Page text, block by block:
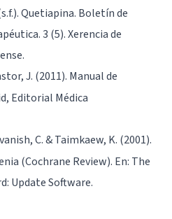
Quetiapina. Boletín de
3 (5). Xerencia de
J. (2011). Manual de
Editorial Médica
C. & Taimkaew, K. (2001).
(Cochrane Review). En: The
Update Software.